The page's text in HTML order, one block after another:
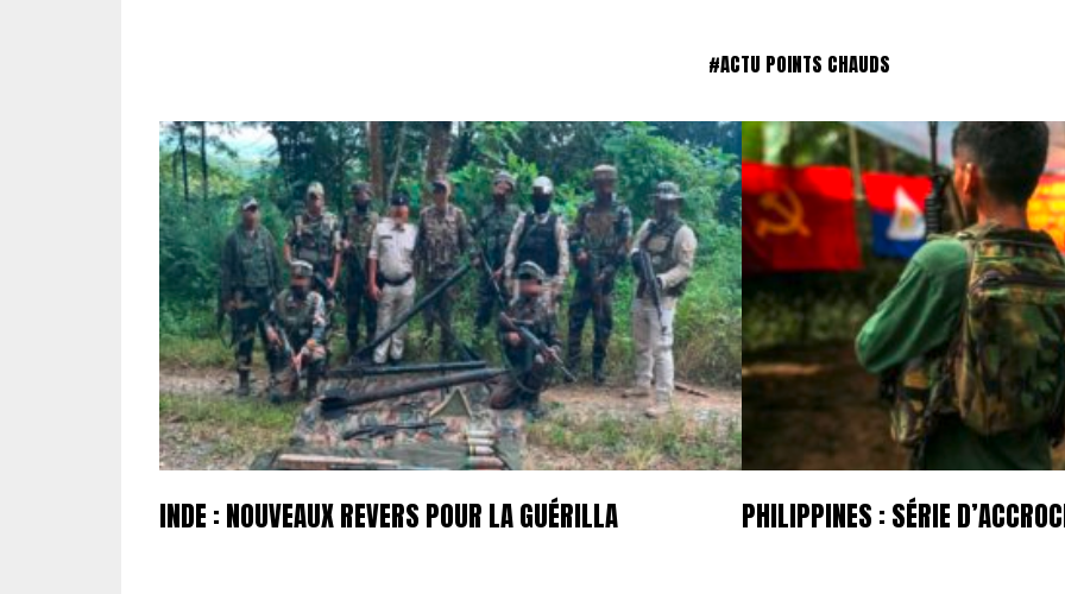
#ACTU POINTS CHAUDS
INDE : NOUVEAUX REVERS POUR LA GUÉRILLA PHILIPPINES : SÉRIE